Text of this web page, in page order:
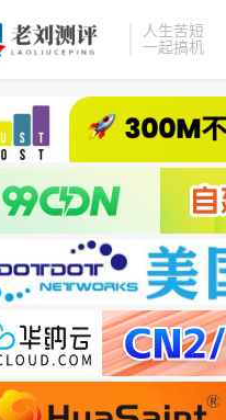
人生苦短
一起搞机